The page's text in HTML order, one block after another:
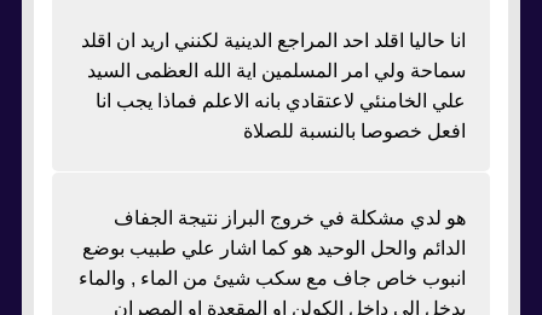
انا حاليا اقلد احد المراجع الدينية لكنني اريد ان اقلد
سماحة ولي امر المسلمين اية الله العظمى السيد
علي الخامنئي لاعتقادي بانه الاعلم فماذا يجب انا
افعل خصوصا بالنسبة للصلاة
هو لدي مشكلة في خروج البراز نتيجة الجفاف
الدائم والحل الوحيد هو كما اشار علي طبيب بوضع
انبوب خاص جاف مع سكب شيئ من الماء , والماء
يدخل الى داخل الكولن او المقعدة او المصران